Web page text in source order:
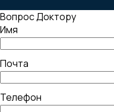
Вопрос Доктору
Имя
Почта
Телефон